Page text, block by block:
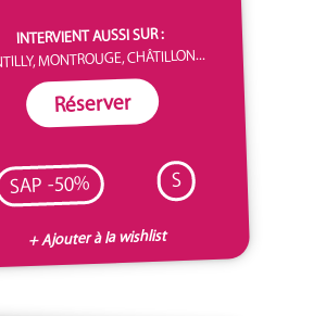
INTERVIENT AUSSI SUR :
MONTROUGE, CHÂTILLON...
Réserver
SAP -50% S
+ Ajouter à la wishlist